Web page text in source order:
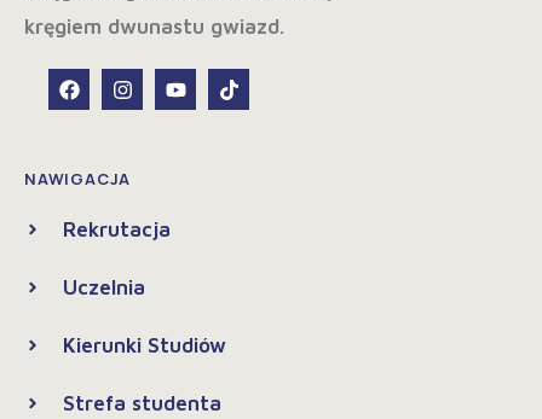
NAWIGACJA
Rekrutacja
Uczelnia
Kierunki Studiów
Strefa studenta